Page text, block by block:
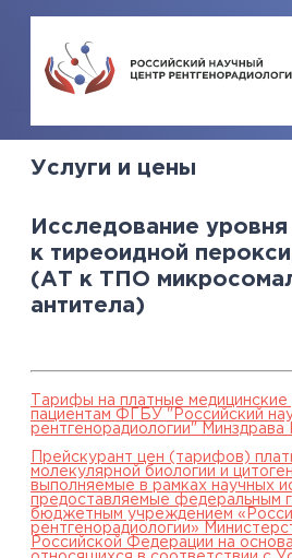
Услуги и цены
Исследование уровня
к тиреоидной
(АТ к ТПО
антитела)
Тарифы на платные медицинские
пациентам ФГБУ "Российский
рентгенорадиологии" Минздрава
Прейскурант цен (тарифов)
молекулярной биологии и
выполняемые в рамках научных
предоставляемые федеральным
бюджетным учреждением
рентгенорадиологии»
Российской Федерации на